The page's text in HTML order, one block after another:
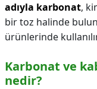
adıyla karbonat,
bir toz halinde
ürünlerinde
Karbonat ve
nedir?